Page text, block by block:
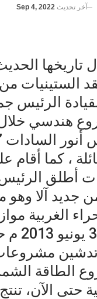
آخر تحديث Sep 4, 2022
الستينيات
الرئيس
هندسي
أنور
، كما
أطلق
جديد آلا
الغربية
في
الطاقة
حتى الآن،